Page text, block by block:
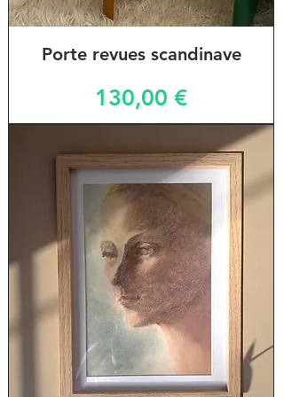
Porte revues scandinave
Prix
130,00 €